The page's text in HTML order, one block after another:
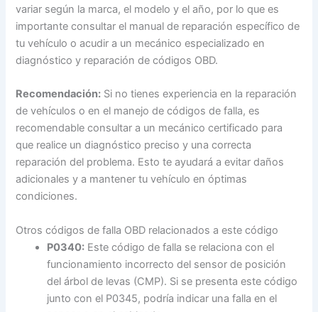
variar según la marca, el modelo y el año, por lo que es
importante consultar el manual de reparación específico de
tu vehículo o acudir a un mecánico especializado en
diagnóstico y reparación de códigos OBD.
Recomendación: Si no tienes experiencia en la reparación
de vehículos o en el manejo de códigos de falla, es
recomendable consultar a un mecánico certificado para
que realice un diagnóstico preciso y una correcta
reparación del problema. Esto te ayudará a evitar daños
adicionales y a mantener tu vehículo en óptimas
condiciones.
Otros códigos de falla OBD relacionados a este código
P0340: Este código de falla se relaciona con el
funcionamiento incorrecto del sensor de posición
del árbol de levas (CMP). Si se presenta este código
junto con el P0345, podría indicar una falla en el